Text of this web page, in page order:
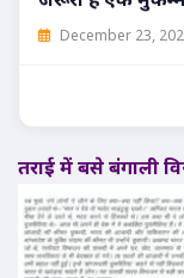
December 23,
तराई में बसे बंगाली